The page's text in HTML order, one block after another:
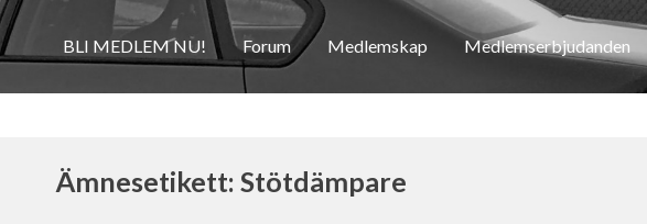
BLI MEDLEM NU! Forum Medlemskap Medlemserbjudanden
Ämnesetikett: Stötdämpare